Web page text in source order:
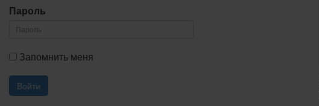
Пароль
Запомнить меня